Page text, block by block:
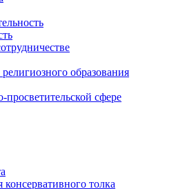
образования
просветительской сфере
толка